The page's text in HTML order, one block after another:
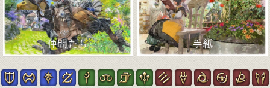
仲間たち 手紙